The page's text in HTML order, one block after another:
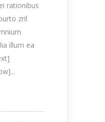
rationibus
zril
illum ea